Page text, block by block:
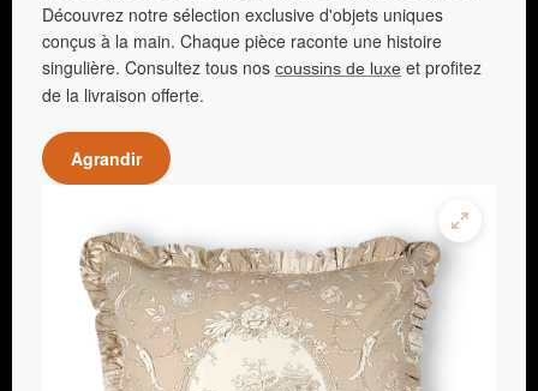
Découvrez notre sélection exclusive d'objets uniques
conçus à la main. Chaque pièce raconte une histoire
singulière. Consultez tous nos coussins de luxe et profitez
de la livraison offerte.
Agrandir